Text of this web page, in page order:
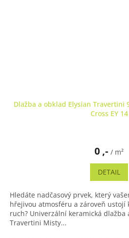
Dlažba a obklad Elysian Travertini
Cross EY 14
0 ,- / m²
DETAIL
Hledáte nadčasový prvek, který
hřejivou atmosféru a zároveň
ruch? Univerzální keramická dlažba
Travertini Misty...